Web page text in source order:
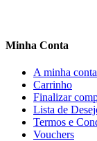
Minha Conta
A minha conta
Carrinho
Finalizar
Lista de
Termos e
Vouchers